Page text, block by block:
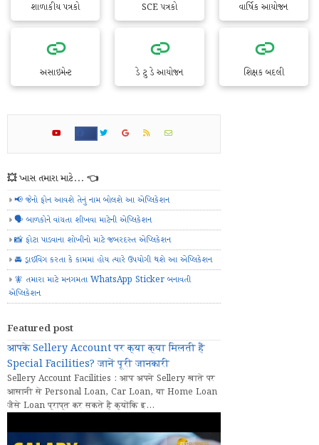
શાળાકીય પત્રકો SCE પત્રકો વાર્ષિક આયોજન
અસાઇમેન્ટ ડે ટુ ડે આયોજન શિક્ષક બદલી
💥 ખાસ તમારા માટે... 👈
📢 જેનો ફોન આવશે તેનું નામ બોલશે આ એપ્લિકેશન
🗣️ બાળકોને વાંચતા શીખવા માટેની એપ્લિકેશન
📸 ફોટા પાડવાના શોખીનો માટે જબરદસ્ત એપ્લિકેશન
🚘 ડ્રાઈવિંગ કરતા કે કામમાં હોય ત્યારે ઉપયોગી થશે આ એપ્લિકેશન
🧚 તમારા માટે મનગમતા WhatsApp Sticker બનાવતી
એપ્લિકેશન
Featured post
आपके Sellery Account पर क्या क्या मिलती हैं
Special Facilities? जानें पूरी जानकारी
Sellery Account Facilities : आप अपने Sellery खाते पर
आसानी से Personal Loan, Car Loan, या Home Loan
जैसे Loan प्राप्त कर सकते हैं क्योंकि इ...